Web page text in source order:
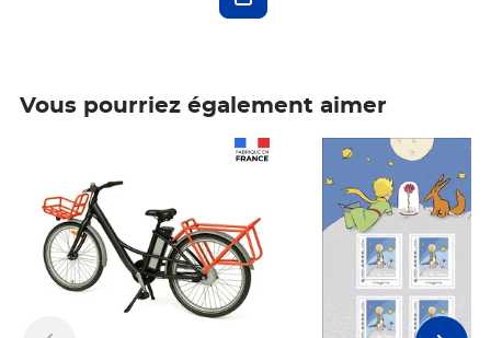
Vous pourriez également aimer
Prix 7,50€